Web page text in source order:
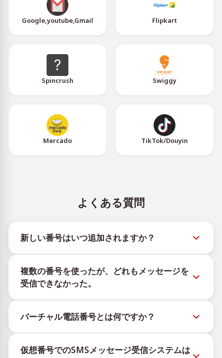
Google,youtube,Gmail Flipkart
Spincrush Swiggy
Mercado TikTok/Douyin
よくある質問
新しい番号はいつ追加されますか？
@TigerSMSofficial_bot で確認できます。このチャン
ネルは最新の番号在庫にアクセスできるよう、タイム
リーな更新を提供します。
複数の番号を使ったが、どれもメッセージを
受信できなかった。
ことはできません。サービスのアルゴリズムにより、
一時的な番号へのメッセージ配信がさまざまな理由で
には、次の方法をお試しください：
バーチャル電話番号とは何ですか？
で、物理的なSIMカードやデバイスに紐づかず、固定
仮想番号でのSMSメッセージ受信システムは